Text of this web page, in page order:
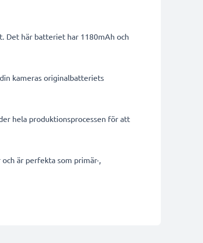
Det här batteriet har 1180mAh och
kameras originalbatteriets
hela produktionsprocessen för att
är perfekta som primär-,